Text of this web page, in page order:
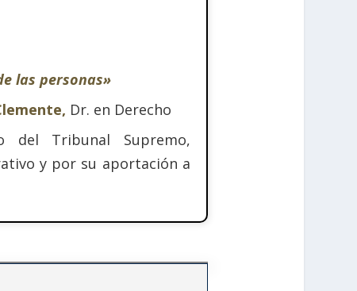
las personas»
Dr. en Derecho
del Tribunal Supremo,
y por su aportación a